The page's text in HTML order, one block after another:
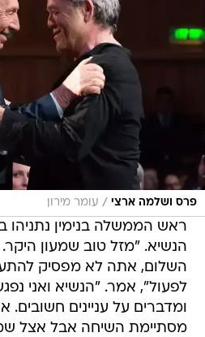
פרס ושלמה ארצי / עומר מירון
ראש הממשלה בנימין נתניהו
הנשיא. "מזל טוב שמעון
השלום, אתה לא מפסיק
לפעול", אמר. "הנשיא ואני
ומדברים על עניינים חשובים.
מסתיימת השיחה אבל אצל